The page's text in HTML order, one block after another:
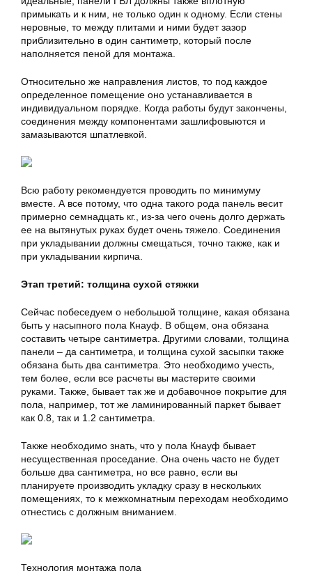
примыкать и к ним, не только один к одному. Если стены
неровные, то между плитами и ними будет зазор
приблизительно в один сантиметр, который после
наполняется пеной для монтажа.
Относительно же направления листов, то под каждое
определенное помещение оно устанавливается в
индивидуальном порядке. Когда работы будут закончены,
соединения между компонентами зашлифовыются и
замазываются шпатлевкой.
Всю работу рекомендуется проводить по минимуму
вместе. А все потому, что одна такого рода панель весит
примерно семнадцать кг., из-за чего очень долго держать
ее на вытянутых руках будет очень тяжело. Соединения
при укладывании должны смещаться, точно также, как и
при укладывании кирпича.
Этап третий: толщина сухой стяжки
Сейчас побеседуем о небольшой толщине, какая обязана
быть у насыпного пола Кнауф. В общем, она обязана
составить четыре сантиметра. Другими словами, толщина
панели – да сантиметра, и толщина сухой засыпки также
обязана быть два сантиметра. Это необходимо учесть,
тем более, если все расчеты вы мастерите своими
руками. Также, бывает так же и добавочное покрытие для
пола, например, тот же ламинированный паркет бывает
как 0.8, так и 1.2 сантиметра.
Также необходимо знать, что у пола Кнауф бывает
несущественная проседание. Она очень часто не будет
больше два сантиметра, но все равно, если вы
планируете производить укладку сразу в нескольких
помещениях, то к межкомнатным переходам необходимо
отнестись с должным вниманием.
Технология монтажа пола